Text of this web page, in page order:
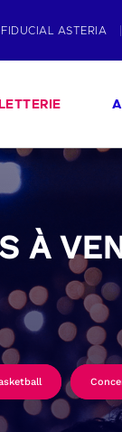
FIDUCIAL ASTERIA
À